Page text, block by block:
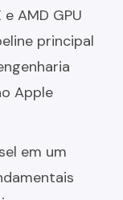
AMD GPU
principal
Apple
em um